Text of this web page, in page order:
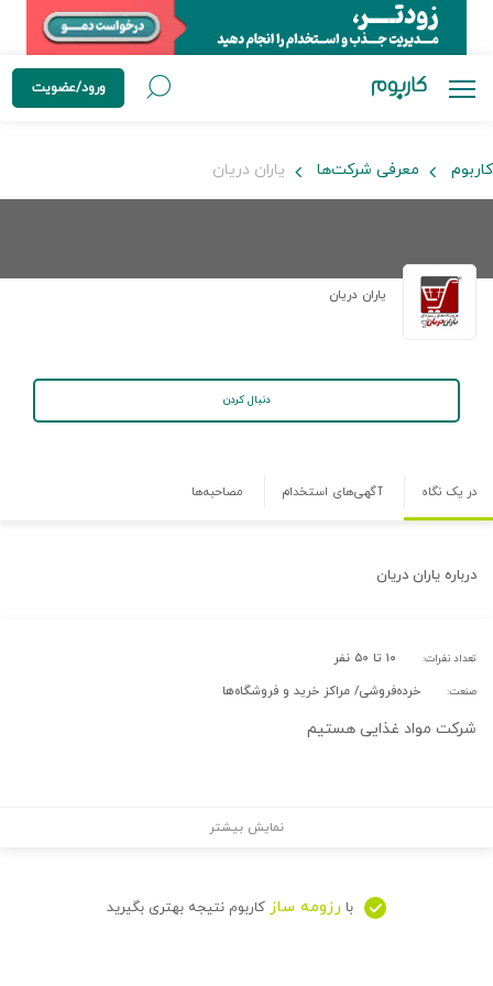
ورود/عضویت
کاربوم معرفی شرکت‌ها یاران دریان
یاران دریان
دنبال کردن
در یک نگاه آگهی‌های استخدام مصاحبه‌ها
درباره یاران دریان
تعداد نفرات: ۱۰ تا ۵۰ نفر
صنعت: خرده‌فروشی/ مراکز خرید و فروشگاه‌ها
شرکت مواد غذایی هستیم
نمایش بیشتر
با رزومه ساز کاربوم نتیجه بهتری بگیرید